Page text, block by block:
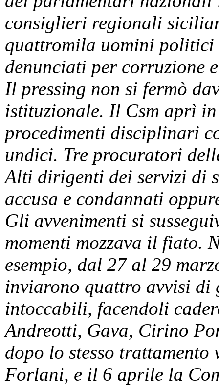
consiglieri regionali
quattromila uomini
denunciati per corruzione
Il pressing non si fermò
istituzionale. Il Csm aprì
procedimenti disciplinari
undici. Tre procuratori
Alti dirigenti dei servizi di
accusa e condannati
Gli avvenimenti si
momenti mozzava il fiato.
esempio, dal 27 al 29
inviarono quattro avvisi di
intoccabili, facendoli
Andreotti, Gava, Cirino
dopo lo stesso
Forlani, e il 6 aprile la